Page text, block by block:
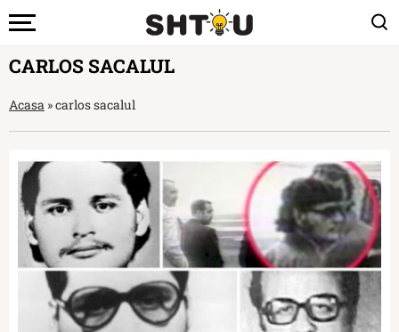
CARLOS SACALUL
Acasa »carlos sacalul